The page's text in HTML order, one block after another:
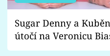
Sugar Denny a
útočí na Veronicu
Proč je podle nich